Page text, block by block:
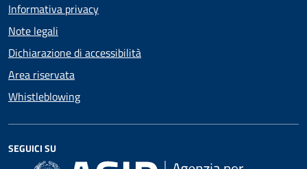
Informativa privacy
Note legali
Dichiarazione di accessibilità
Area riservata
Whistleblowing
SEGUICI SU